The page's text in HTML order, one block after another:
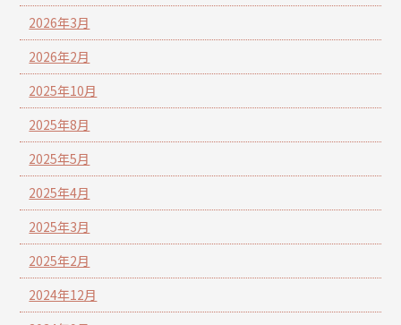
2026年3月
2026年2月
2025年10月
2025年8月
2025年5月
2025年4月
2025年3月
2025年2月
2024年12月